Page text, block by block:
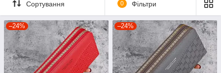
Сортування 0 Фільтри
–24% –24%